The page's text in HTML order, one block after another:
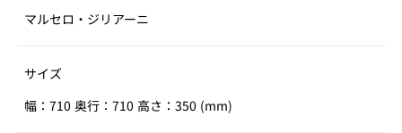
マルセロ・ジリアーニ
サイズ
幅：710 奥行：710 高さ：350 (mm)